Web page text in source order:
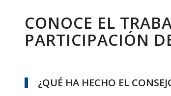
CONOCE EL
PARTICIPACIÓN
¿QUÉ HA HECHO EL